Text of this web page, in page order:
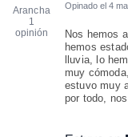
Arancha
1
opinión
Opinado el 4
Nos hemos
hemos
lluvia, lo
muy
estuvo muy
por todo,